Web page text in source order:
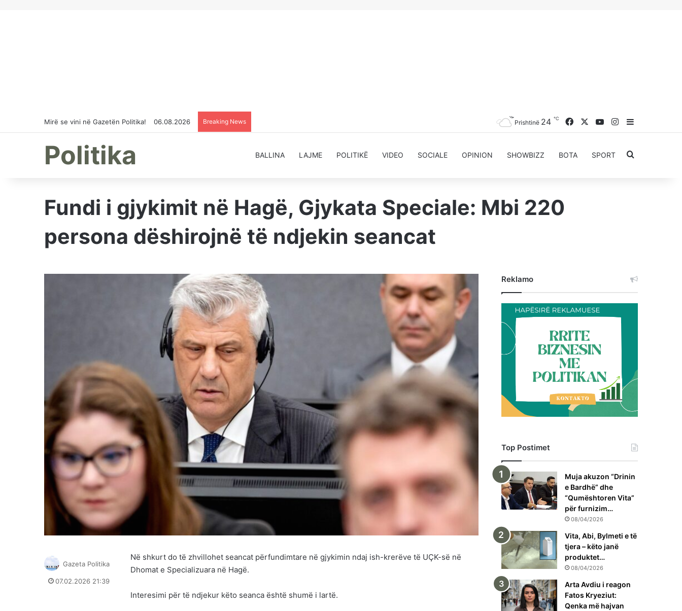
Mirë se vini në Gazetën Politika! 06.08.2026 Breaking News Prishtinë 24 ℃ FacebookYouTubeInstagram
Sidebar
Politika BALLINA LAJME POLITIKË VIDEO SOCIALE OPINION SHOWBIZZ BOTA SPORT Kërkoni
Fundi i gjykimit në Hagë, Gjykata Speciale: Mbi 220
persona dëshirojnë të ndjekin seancat
Në shkurt do të zhvillohet seancat përfundimtare në gjykimin ndaj ish-krerëve të UÇK-së në
Dhomat e Specializuara në Hagë.
Interesimi për të ndjekur këto seanca është shumë i lartë.
Gazeta Politika
07.02.2026 21:39
Reklamo
Top Postimet
Muja akuzon “Drinin
e Bardhë” dhe
“Qumështoren Vita”
për furnizim…
08/04/2026
Vita, Abi, Bylmeti e të
tjera – këto janë
produktet…
08/04/2026
Arta Avdiu i reagon
Fatos Kryeziut:
Qenka më hajvan